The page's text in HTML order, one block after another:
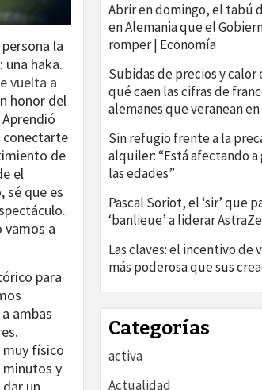
la
haka.
vuelta a
honor del
conectarte
de
el
sé que es
vamos a
para
ambas
muy físico
minutos y
Abrir en domingo, el tabú
en Alemania que el
romper | Economía
Subidas de precios y
qué caen las cifras de
alemanes que veranean en
Sin refugio frente a la
alquiler: “Está afectando
las edades”
Pascal Soriot, el ‘sir’ que
‘banlieue’ a liderar
Las claves: el incentivo de
más poderosa que sus
Categorías
activa
Actualidad